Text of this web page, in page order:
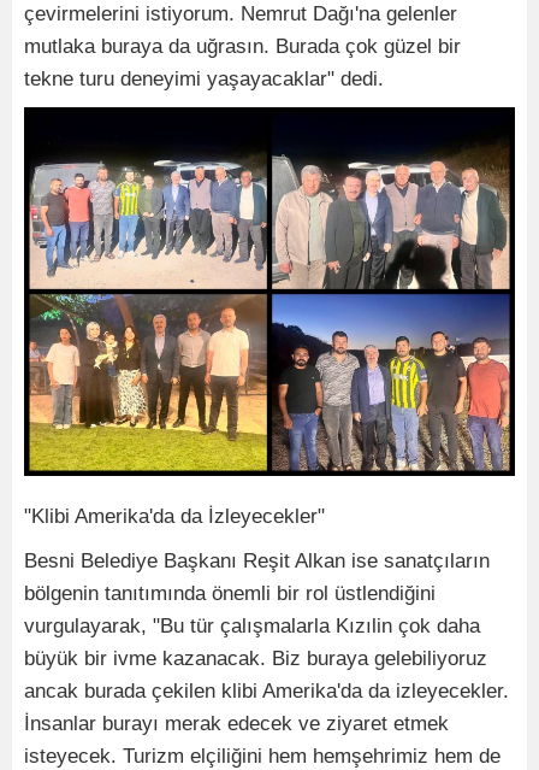
çevirmelerini istiyorum. Nemrut Dağı'na gelenler
mutlaka buraya da uğrasın. Burada çok güzel bir
tekne turu deneyimi yaşayacaklar" dedi.
"Klibi Amerika'da da İzleyecekler"
Besni Belediye Başkanı Reşit Alkan ise sanatçıların
bölgenin tanıtımında önemli bir rol üstlendiğini
vurgulayarak, "Bu tür çalışmalarla Kızılin çok daha
büyük bir ivme kazanacak. Biz buraya gelebiliyoruz
ancak burada çekilen klibi Amerika'da da izleyecekler.
İnsanlar burayı merak edecek ve ziyaret etmek
isteyecek. Turizm elçiliğini hem hemşehrimiz hem de